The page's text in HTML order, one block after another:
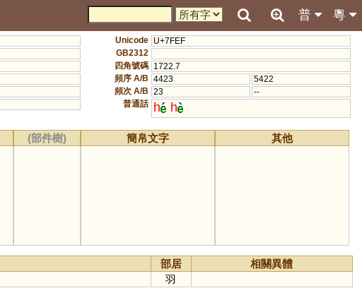
粵
普
Unicode U+7FEF
GB2312
四角號碼 1722.7
頻序 A/B 4423
5422
頻次 A/B 23
--
普通話 h h
(部件樹) 簡帛文字 其他
部居
相關異體
羽